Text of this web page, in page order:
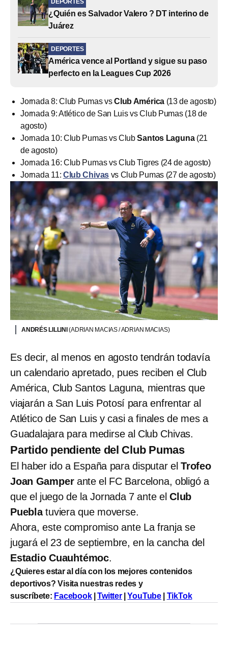
DEPORTES
¿Quién es Salvador Valero ? DT interino de
Juárez
DEPORTES
América vence al Portland y sigue su paso
perfecto en la Leagues Cup 2026
Jornada 8: Club Pumas vsClub América (13 de agosto)
Jornada 9: Atlético de San Luis vs Club Pumas (18 de
agosto)
Jornada 10: Club Pumas vs ClubSantos Laguna (21
de agosto)
Jornada 16: Club Pumas vs Club Tigres (24 de agosto)
Jornada 11: Club Chivas vs Club Pumas (27 de agosto)
ANDRÉS LILLINI(ADRIAN MACIAS / ADRIAN MACIAS)
Es decir, al menos en agosto tendrán todavía
un calendario apretado, pues reciben el Club
América, Club Santos Laguna, mientras que
viajarán a San Luis Potosí para enfrentar al
Atlético de San Luis y casi a finales de mes a
Guadalajara para medirse al Club Chivas.
Partido pendiente del Club Pumas
El haber ido a España para disputar el Trofeo
Joan Gamperante el FC Barcelona, obligó a
que el juego de la Jornada 7 ante el Club
Pueblatuviera que moverse.
Ahora, este compromiso ante La franja se
jugará el 23 de septiembre, en la cancha del
Estadio Cuauhtémoc.
¿Quieres estar al día con los mejores contenidos
deportivos? Visita nuestras redes y
suscríbete: Facebook|Twitter|YouTube TikTok